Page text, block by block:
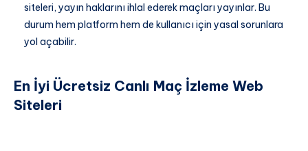
siteleri, yayın haklarını ihlal ederek maçları yayınlar. Bu
durum hem platform hem de kullanıcı için yasal sorunlara
yol açabilir.
En İyi Ücretsiz Canlı Maç İzleme Web
Siteleri